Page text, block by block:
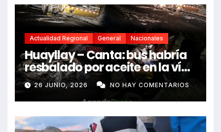
Actualidad Regional General Nacionales
Huayllay – Canta: bus habría
resbalado por aceite en la vía
e impactó auto siniestrado
dejando dos fallecidos
26 JUNIO, 2026 NO HAY COMENTARIOS